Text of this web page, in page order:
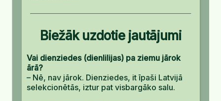
Biežāk uzdotie jautājumi
Vai dienziedes (dienlilijas) pa ziemu jārok
ārā?
– Nē, nav jārok. Dienziedes, it īpaši Latvijā
selekcionētās, iztur pat visbargāko salu.